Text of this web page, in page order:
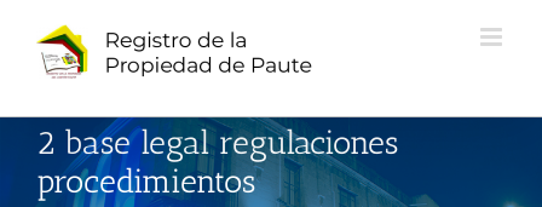
contenido
2 base legal regulaciones
procedimientos